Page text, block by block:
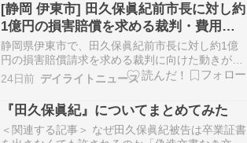
[静岡 伊東市] 田久保眞紀前市長に対し約
1億円の損害賠償を求める裁判・費用の
クラファン目標額150万円達成 7月中に
も提訴...
静岡県伊東市で、田久保眞紀前市長に対し約1億
円の損害賠償請求を求める裁判に向けた動きが進
んでいます。市民有志が募っていた裁判費用のク
ラウドファンディングは目標額150万円を達成
し、7月中にも提訴される見通しです。 要点まと
め 市民有志による裁判費用のクラウドファンディ
ングが目標…
24日前 デイライトニュース
『田久保眞紀』についてまとめてみた
＜関連する記事＞ なぜ田久保眞紀被告は卒業証書